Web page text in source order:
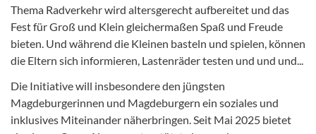
Thema Radverkehr wird altersgerecht aufbereitet und das
Fest für Groß und Klein gleichermaßen Spaß und Freude
bieten. Und während die Kleinen basteln und spielen, können
die Eltern sich informieren, Lastenräder testen und und und...
Die Initiative will insbesondere den jüngsten
Magdeburgerinnen und Magdeburgern ein soziales und
inklusives Miteinander näherbringen. Seit Mai 2025 bietet